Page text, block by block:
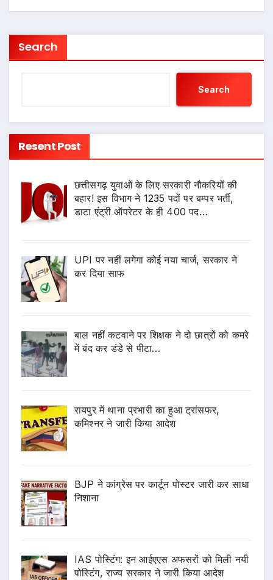
Search
Search
Resent Post
छत्तीसगढ़ युवाओं के लिए सरकारी नौकरियों की
बहार! इस विभाग ने 1235 पदों पर बम्पर भर्ती,
डाटा एंट्री ऑपरेटर के ही 400 पद…
UPI पर नहीं लगेगा कोई नया चार्ज, सरकार ने
कर दिया साफ
बाल नहीं कटवाने पर शिक्षक ने दो छात्रों को कमरे
में बंद कर डंडे से पीटा…
रायपुर में थाना प्रभारी का हुआ ट्रांसफर,
कमिश्नर ने जारी किया आदेश
BJP ने कांग्रेस पर कार्टून पोस्टर जारी कर साधा
निशाना
IAS पोस्टिंग: इन आईएएस अफसरों को मिली नयी
पोस्टिंग, राज्य सरकार ने जारी किया आदेश